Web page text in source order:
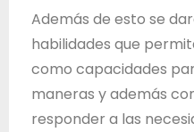
Además de esto se
habilidades que
como capacidades
maneras y además
responder a las